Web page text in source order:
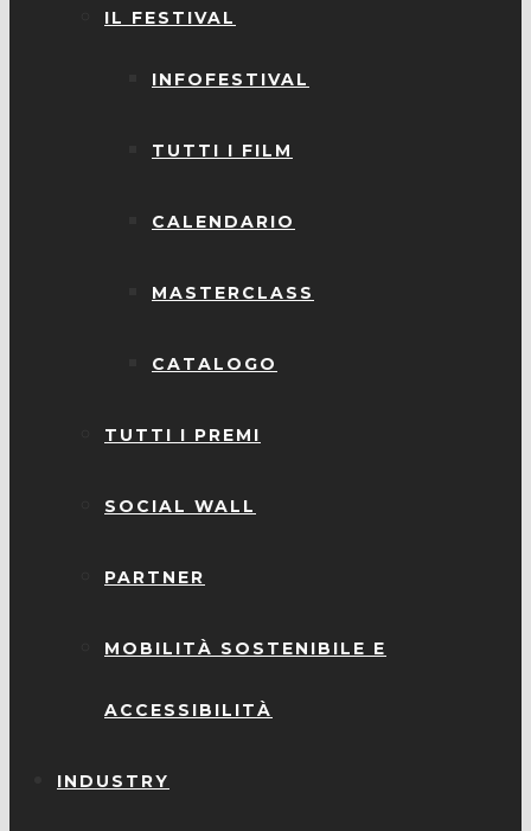
IL FESTIVAL
INFOFESTIVAL
TUTTI I FILM
CALENDARIO
MASTERCLASS
CATALOGO
TUTTI I PREMI
SOCIAL WALL
PARTNER
MOBILITÀ SOSTENIBILE E
ACCESSIBILITÀ
INDUSTRY